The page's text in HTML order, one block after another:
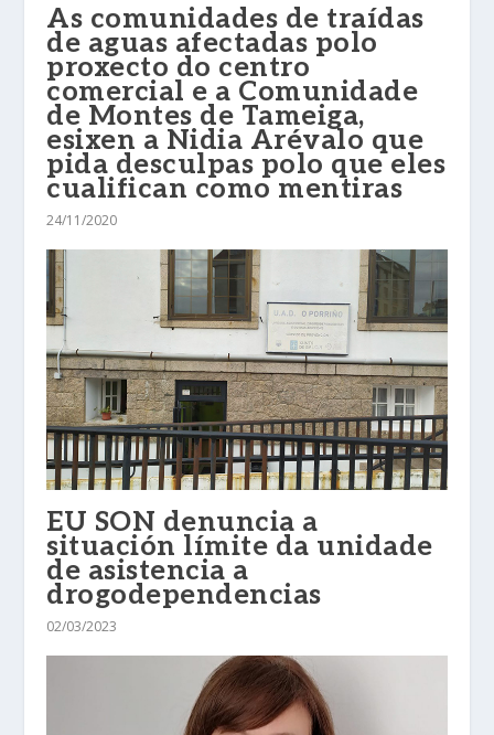
As comunidades de traídas
de aguas afectadas polo
proxecto do centro
comercial e a Comunidade
de Montes de Tameiga,
esixen a Nidia Arévalo que
pida desculpas polo que eles
cualifican como mentiras
24/11/2020
EU SON denuncia a
situación límite da unidade
de asistencia a
drogodependencias
02/03/2023